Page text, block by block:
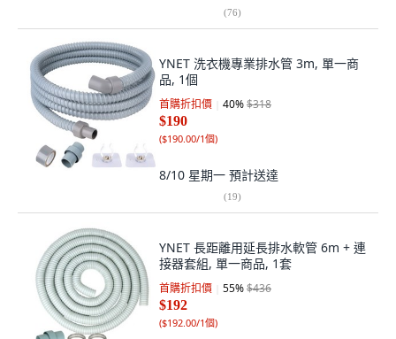
(76)
YNET 洗衣機專業排水管 3m, 單一商
品, 1個
首購折扣價 40%$318
$190
($190.00/1個)
8/10 星期一 預計送達
(19)
YNET 長距離用延長排水軟管 6m + 連
接器套組, 單一商品, 1套
首購折扣價 55%$436
$192
($192.00/1個)